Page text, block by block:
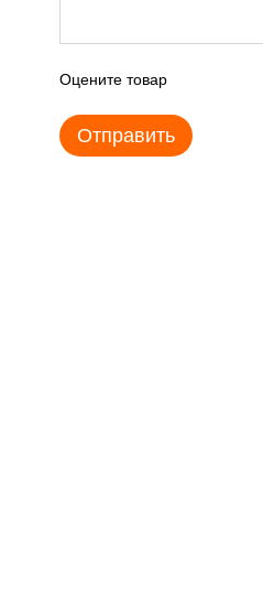
Оцените товар
Отправить